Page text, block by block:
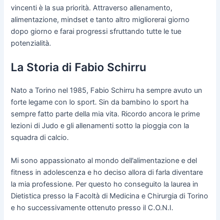
vincenti è la sua priorità. Attraverso allenamento,
alimentazione, mindset e tanto altro migliorerai giorno
dopo giorno e farai progressi sfruttando tutte le tue
potenzialità.
La Storia di Fabio Schirru
Nato a Torino nel 1985, Fabio Schirru ha sempre avuto un
forte legame con lo sport. Sin da bambino lo sport ha
sempre fatto parte della mia vita. Ricordo ancora le prime
lezioni di Judo e gli allenamenti sotto la pioggia con la
squadra di calcio.
Mi sono appassionato al mondo dell’alimentazione e del
fitness in adolescenza e ho deciso allora di farla diventare
la mia professione. Per questo ho conseguito la laurea in
Dietistica presso la Facoltà di Medicina e Chirurgia di Torino
e ho successivamente ottenuto presso il C.O.N.I.